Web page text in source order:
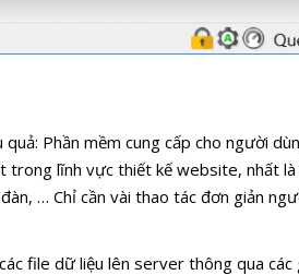
Phần mềm cung cấp cho người
trong lĩnh vực thiết kế website, nhất
… Chỉ cần vài thao tác đơn giản
file dữ liệu lên server thông qua